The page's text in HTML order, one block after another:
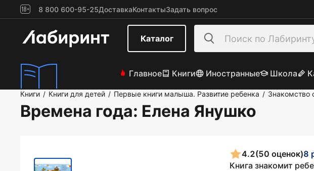
8 800 600-95-25ДоставкаКонтактыЗадать вопрос
Каталог
Главное Книги Иностранные Школа
Книги / Книги для детей / Первые книги малыша. Развитие ребенка / Знакомство
Времена года: Елена Янушко
4.2(50 оценок)8
Книга знакомит